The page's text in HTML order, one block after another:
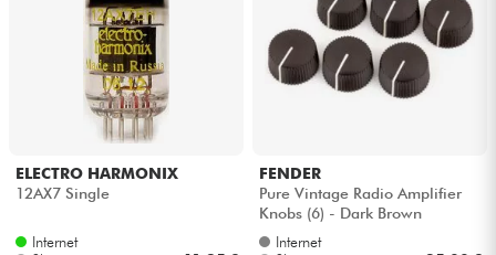
ELECTRO HARMONIX
12AX7 Single
Internet
FENDER
Pure Vintage Radio Amplifier
Knobs (6) - Dark Brown
Internet